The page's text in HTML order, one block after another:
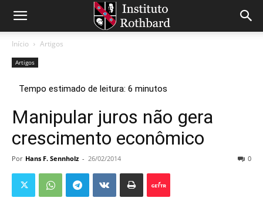
Início Artigos
Artigos
Manipular juros não gera
crescimento econômico
Por Hans F. Sennholz - 26/02/2014 0